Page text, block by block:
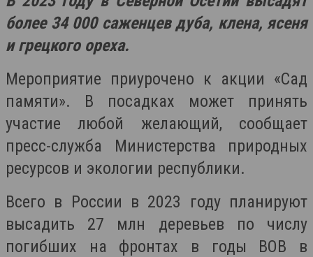
более 34 000 саженцев дуба, клена, ясеня
и грецкого ореха.
Мероприятие приурочено к акции «Сад
памяти». В посадках может принять
участие любой желающий, сообщает
пресс-служба Министерства природных
ресурсов и экологии республики.
Всего в России в 2023 году планируют
высадить 27 млн деревьев по числу
погибших на фронтах в годы ВОВ в